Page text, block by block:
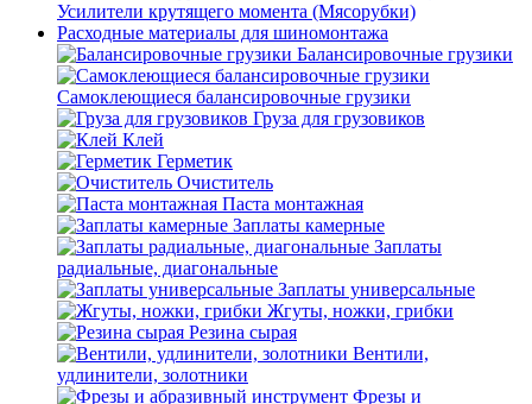
Усилители крутящего момента (Мясорубки)
Расходные материалы для шиномонтажа
Балансировочные грузики
Самоклеющиеся балансировочные грузики
Груза для грузовиков
Клей
Герметик
Очиститель
Паста монтажная
Заплаты камерные
Заплаты
радиальные, диагональные
Заплаты универсальные
Жгуты, ножки, грибки
Резина сырая
Вентили,
удлинители, золотники
Фрезы и